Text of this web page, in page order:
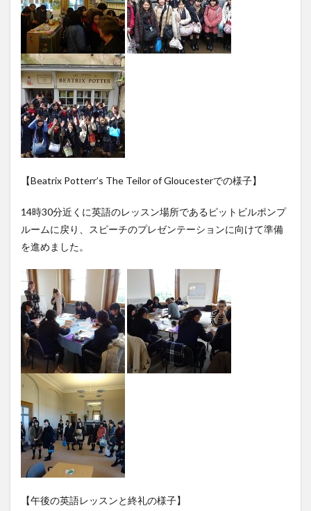
【Beatrix Potterr’s The Teilor of Gloucesterでの様子】
14時30分近くに英語のレッスン場所であるピットビルポンプ
ルームに戻り、スピーチのプレゼンテーションに向けて準備
を進めました。
【午後の英語レッスンと終礼の様子】